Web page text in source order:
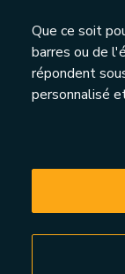
Que ce soit
barres ou de
répondent
personnalisé